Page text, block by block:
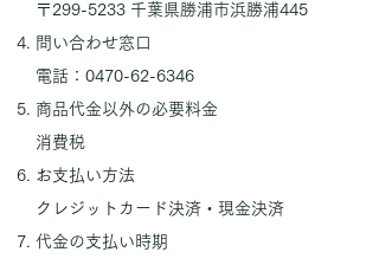
〒299-5233 千葉県勝浦市浜勝浦445
問い合わせ窓口
電話：0470-62-6346
商品代金以外の必要料金
消費税
お支払い方法
クレジットカード決済・現金決済
代金の支払い時期